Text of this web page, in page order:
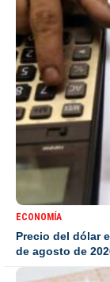
ECONOMÍA
Precio del dólar
de agosto de